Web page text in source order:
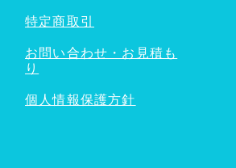
特定商取引
お問い合わせ・お見積も
り
個人情報保護方針